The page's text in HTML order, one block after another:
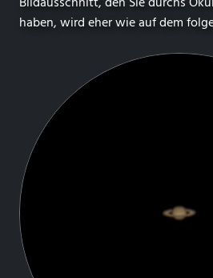
haben, wird eher wie auf dem